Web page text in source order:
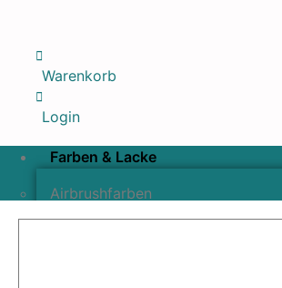
Warenkorb
Login
Farben & Lacke
Airbrushfarben
Pinselfarben & Farbsätze